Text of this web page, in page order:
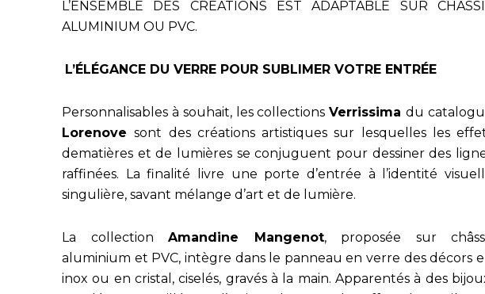
L’ENSEMBLE DES CRÉATIONS EST ADAPTABLE SUR
ALUMINIUM OU PVC.
L’ÉLÉGANCE DU VERRE POUR SUBLIMER VOTRE ENTRÉE
Personnalisables à souhait, les collectionsVerrissimadu
Lorenovesont des créations artistiques sur lesquelles les
dematières et de lumières se conjuguent pour dessiner des
raffinées. La finalité livre une porte d’entrée à l’identité
singulière, savant mélange d’art et de lumière.
La collection Amandine Mangenot, proposée sur
aluminium et PVC, intègre dans le panneau en verre des décors
inox ou en cristal, ciselés, gravés à la main. Apparentés à des